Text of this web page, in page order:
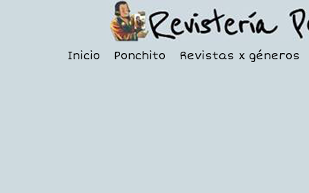
Inicio Ponchito Revistas x géneros